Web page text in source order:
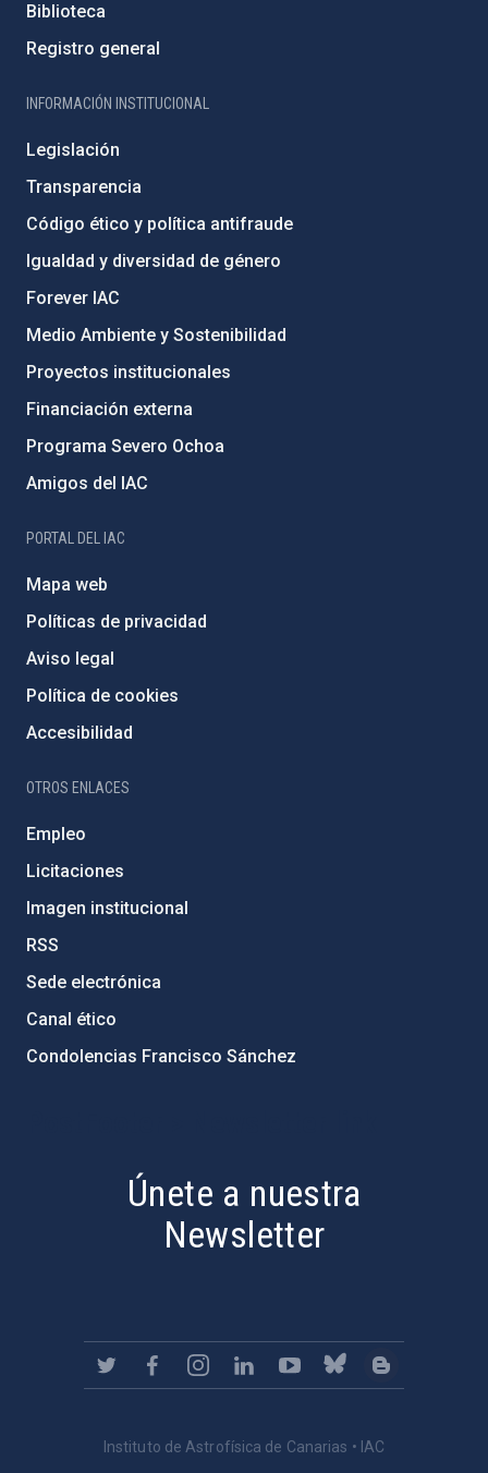
Biblioteca
Registro general
INFORMACIÓN INSTITUCIONAL
Legislación
Transparencia
Código ético y política antifraude
Igualdad y diversidad de género
Forever IAC
Medio Ambiente y Sostenibilidad
Proyectos institucionales
Financiación externa
Programa Severo Ochoa
Amigos del IAC
PORTAL DEL IAC
Mapa web
Políticas de privacidad
Aviso legal
Política de cookies
Accesibilidad
OTROS ENLACES
Empleo
Licitaciones
Imagen institucional
RSS
Sede electrónica
Canal ético
Condolencias Francisco Sánchez
Únete a nuestra
Newsletter
Instituto de Astrofísica de Canarias • IAC